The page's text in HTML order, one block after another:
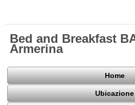
Bed and Breakfast
Armerina
Home
Ubicazione